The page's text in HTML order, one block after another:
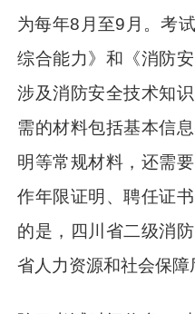
为每年8月至9月。考
综合能力》和《消防
涉及消防安全技术知
需的材料包括基本信
明等常规材料，还需
作年限证明、聘任证
的是，四川省二级消
省人力资源和社会保障